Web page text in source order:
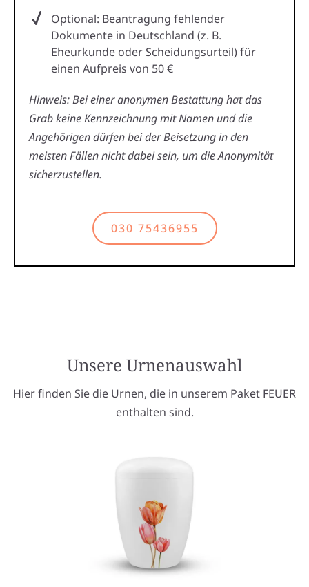
Optional: Beantragung fehlender
Dokumente in Deutschland (z. B.
Eheurkunde oder Scheidungsurteil) für
einen Aufpreis von 50 €
Hinweis: Bei einer anonymen Bestattung hat das
Grab keine Kennzeichnung mit Namen und die
Angehörigen dürfen bei der Beisetzung in den
meisten Fällen nicht dabei sein, um die Anonymität
sicherzustellen.
030 75436955
Unsere Urnenauswahl
Hier finden Sie die Urnen, die in unserem Paket FEUER
enthalten sind.